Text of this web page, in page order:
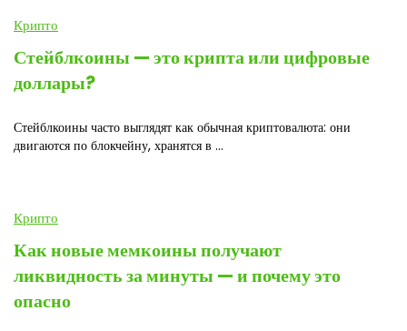
Крипто
Стейблкоины — это крипта или цифровые
доллары?
Стейблкоины часто выглядят как обычная криптовалюта: они
двигаются по блокчейну, хранятся в ...
Крипто
Как новые мемкоины получают
ликвидность за минуты — и почему это
опасно